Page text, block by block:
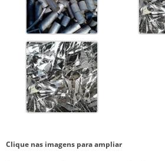
Clique nas imagens para ampliar